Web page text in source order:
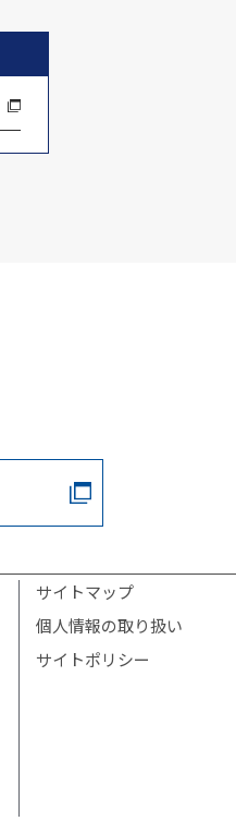
サイトマップ
個人情報の取り扱い
サイトポリシー